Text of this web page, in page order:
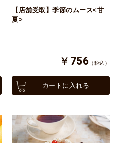
【店舗受取】季節のムース<甘
夏>
￥756 （税込）
カートに入れる